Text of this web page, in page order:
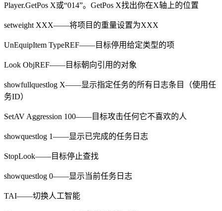
Player.GetPos X或“014”。GetPos X找出你在X轴上的位置
setweight XXX——将项目的重量设置为XXX
UnEquipItem TypeREF——目标停用给定类型的项
Look ObjREF——目标朝向引用的对象
showfullquestlog X——显示指定任务的所有日志条目（使用任
务ID）
SetAV Aggression 100——目标攻击任何它不喜欢的人
showquestlog 1——显示已完成的任务日志
StopLook——目标停止查找
showquestlog 0——显示当前任务日志
TAI——切换人工智能